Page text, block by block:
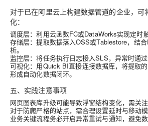
对于已在阿里云上构建数据管道的企业，可
化：
调度层：利用云函数FC或DataWorks实现定时
存储层：提取数据落入OSS或Tablestore，结
析。
监控层：将任务执行日志接入SLS，异常时通过
可视化：用Quick BI直接连接数据库，将提取
形成自动化数据闭环。
五、实践注意事项
网页图表库升级可能导致浮窗结构变化，需关
对于防爬严格的站点，需合理设置延时与移动
业务关键流程务必开启异常重试与通知，避免数